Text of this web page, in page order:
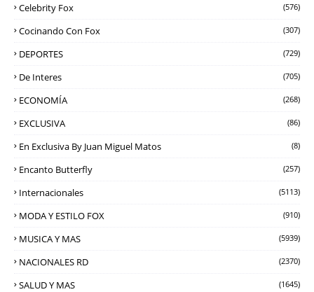
Celebrity Fox (576)
Cocinando Con Fox (307)
DEPORTES (729)
De Interes (705)
ECONOMÍA (268)
EXCLUSIVA (86)
En Exclusiva By Juan Miguel Matos (8)
Encanto Butterfly (257)
Internacionales (5113)
MODA Y ESTILO FOX (910)
MUSICA Y MAS (5939)
NACIONALES RD (2370)
SALUD Y MAS (1645)